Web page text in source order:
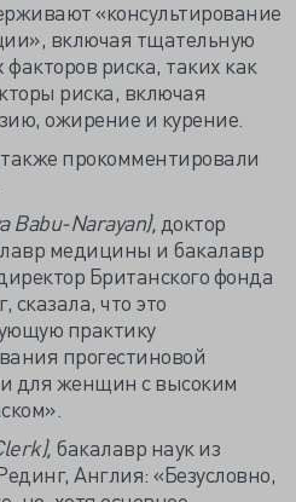
«консультирование
включая тщательную
риска, таких как
риска, включая
ожирение и курение.
прокомментировали
Babu-Narayan), доктор
медицины и бакалавр
Британского фонда
сказала, что это
практику
прогестиновой
для женщин с высоким
бакалавр наук из
Англия: «Безусловно,